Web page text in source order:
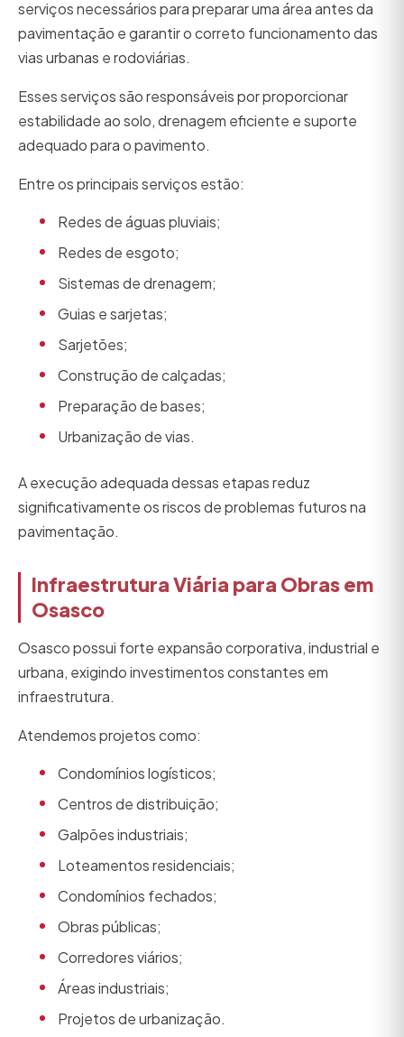
serviços necessários para preparar uma área antes da
pavimentação e garantir o correto funcionamento das
vias urbanas e rodoviárias.
Esses serviços são responsáveis por proporcionar
estabilidade ao solo, drenagem eficiente e suporte
adequado para o pavimento.
Entre os principais serviços estão:
Redes de águas pluviais;
Redes de esgoto;
Sistemas de drenagem;
Guias e sarjetas;
Sarjetões;
Construção de calçadas;
Preparação de bases;
Urbanização de vias.
A execução adequada dessas etapas reduz
significativamente os riscos de problemas futuros na
pavimentação.
Infraestrutura Viária para Obras em
Osasco
Osasco possui forte expansão corporativa, industrial e
urbana, exigindo investimentos constantes em
infraestrutura.
Atendemos projetos como:
Condomínios logísticos;
Centros de distribuição;
Galpões industriais;
Loteamentos residenciais;
Condomínios fechados;
Obras públicas;
Corredores viários;
Áreas industriais;
Projetos de urbanização.